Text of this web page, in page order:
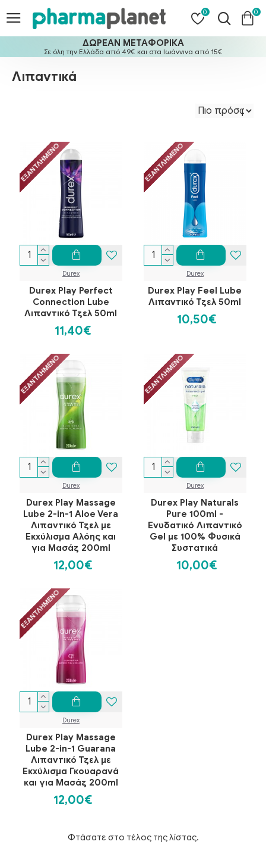
0 0
ΔΩΡΕΑΝ ΜΕΤΑΦΟΡΙΚΑ
Σε όλη την Ελλάδα από 49€ και στα Ιωάννινα από 15€
Λιπαντικά
ΕΞΑΝΤΛΗΜΈΝΟ
Durex
Durex Play Perfect
Connection Lube
Λιπαντικό Τζελ 50ml
11,40€
ΕΞΑΝΤΛΗΜΈΝΟ
Durex
Durex Play Feel Lube
Λιπαντικό Τζελ 50ml
10,50€
ΕΞΑΝΤΛΗΜΈΝΟ
Durex
Durex Play Massage
Lube 2-in-1 Aloe Vera
Λιπαντικό Τζελ με
Εκχύλισμα Αλόης και
για Μασάζ 200ml
12,00€
ΕΞΑΝΤΛΗΜΈΝΟ
Durex
Durex Play Naturals
Pure 100ml -
Ενυδατικό Λιπαντικό
Gel με 100% Φυσικά
Συστατικά
10,00€
ΕΞΑΝΤΛΗΜΈΝΟ
Durex
Durex Play Massage
Lube 2-in-1 Guarana
Λιπαντικό Τζελ με
Εκχύλισμα Γκουαρανά
και για Μασάζ 200ml
12,00€
Φτάσατε στο τέλος της λίστας.